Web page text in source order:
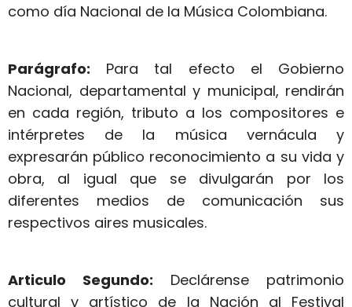
como día Nacional de la Música Colombiana.
Parágrafo: Para tal efecto el Gobierno
Nacional, departamental y municipal, rendirán
en cada región, tributo a los compositores e
intérpretes de la música vernácula y
expresarán público reconocimiento a su vida y
obra, al igual que se divulgarán por los
diferentes medios de comunicación sus
respectivos aires musicales.
Articulo Segundo: Declárense patrimonio
cultural y artístico de la Nación al Festival